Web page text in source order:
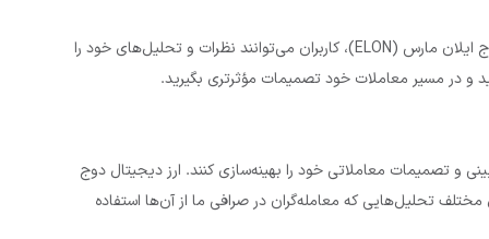
ما در بیت ۲۴، بر آن هستیم تا فضایی شفاف و حرفه‌ای را برای فعالیت معامله‌گران و علاقه‌مندان به حوزه رمزارزها ایجاد کنیم. در بخش تحلیل رمزارز دوج ایلان مارس (ELON)، کاربران می‌توانند نظرات و تحلیل‌های خود را
و در مسیر معاملات خود تصمیمات مؤثرتری بگیرید.
و تصمیمات معاملاتی خود را بهینه‌سازی کنند. ارز دیجیتال دوج
مختلف تحلیل‌هایی که معامله‌گران در صرافی ما از آن‌ها استفاده